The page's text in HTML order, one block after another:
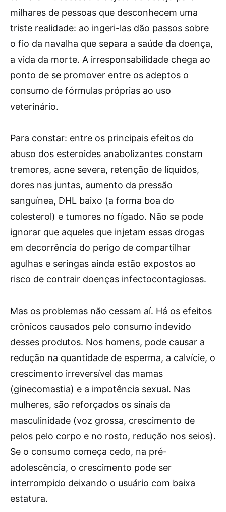
milhares de pessoas que desconhecem uma
triste realidade: ao ingeri-las dão passos sobre
o fio da navalha que separa a saúde da doença,
a vida da morte. A irresponsabilidade chega ao
ponto de se promover entre os adeptos o
consumo de fórmulas próprias ao uso
veterinário.
Para constar: entre os principais efeitos do
abuso dos esteroides anabolizantes constam
tremores, acne severa, retenção de líquidos,
dores nas juntas, aumento da pressão
sanguínea, DHL baixo (a forma boa do
colesterol) e tumores no fígado. Não se pode
ignorar que aqueles que injetam essas drogas
em decorrência do perigo de compartilhar
agulhas e seringas ainda estão expostos ao
risco de contrair doenças infectocontagiosas.
Mas os problemas não cessam aí. Há os efeitos
crônicos causados pelo consumo indevido
desses produtos. Nos homens, pode causar a
redução na quantidade de esperma, a calvície, o
crescimento irreversível das mamas
(ginecomastia) e a impotência sexual. Nas
mulheres, são reforçados os sinais da
masculinidade (voz grossa, crescimento de
pelos pelo corpo e no rosto, redução nos seios).
Se o consumo começa cedo, na pré-
adolescência, o crescimento pode ser
interrompido deixando o usuário com baixa
estatura.